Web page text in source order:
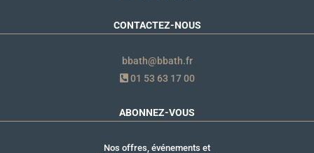
CONTACTEZ-NOUS
bbath@bbath.fr
01 53 63 17 00
ABONNEZ-VOUS
Nos offres, événements et